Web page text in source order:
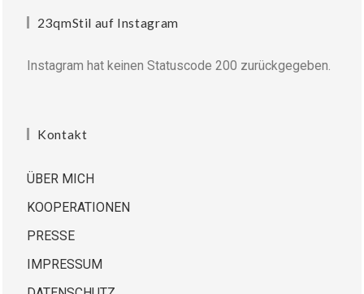
23qmStil auf Instagram
Instagram hat keinen Statuscode 200 zurückgegeben.
Kontakt
ÜBER MICH
KOOPERATIONEN
PRESSE
IMPRESSUM